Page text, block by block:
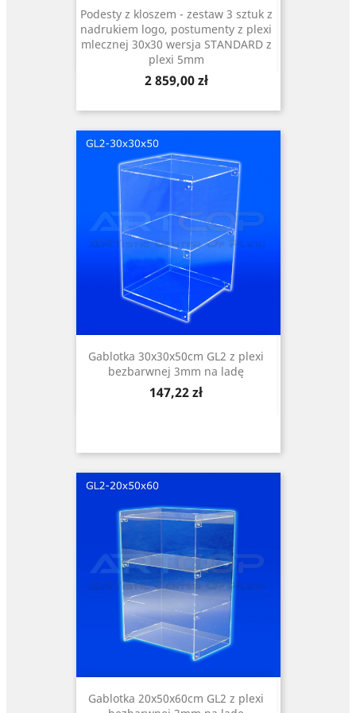
Podesty z kloszem - zestaw 3 sztuk z
nadrukiem logo, postumenty z plexi
mlecznej 30x30 wersja STANDARD z
plexi 5mm
Cena
2 859,00 zł
Gablotka 30x30x50cm GL2 z plexi
bezbarwnej 3mm na ladę
Cena
147,22 zł
Gablotka 20x50x60cm GL2 z plexi